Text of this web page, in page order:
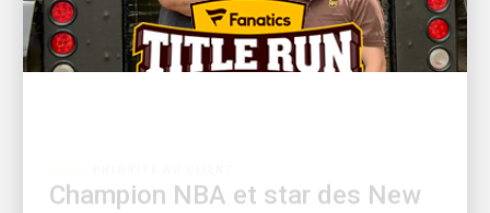
York Knicks, Karl-Anthony